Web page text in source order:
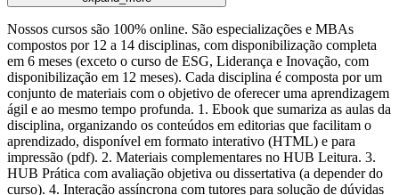
Nossos cursos são 100% online. São especializações e MBAs
compostos por 12 a 14 disciplinas, com disponibilização completa
em 6 meses (exceto o curso de ESG, Liderança e Inovação, com
disponibilização em 12 meses). Cada disciplina é composta por um
conjunto de materiais com o objetivo de oferecer uma aprendizagem
ágil e ao mesmo tempo profunda. 1. Ebook que sumariza as aulas da
disciplina, organizando os conteúdos em editorias que facilitam o
aprendizado, disponível em formato interativo (HTML) e para
impressão (pdf). 2. Materiais complementares no HUB Leitura. 3.
HUB Prática com avaliação objetiva ou dissertativa (a depender do
curso). 4. Interação assíncrona com tutores para solução de dúvidas